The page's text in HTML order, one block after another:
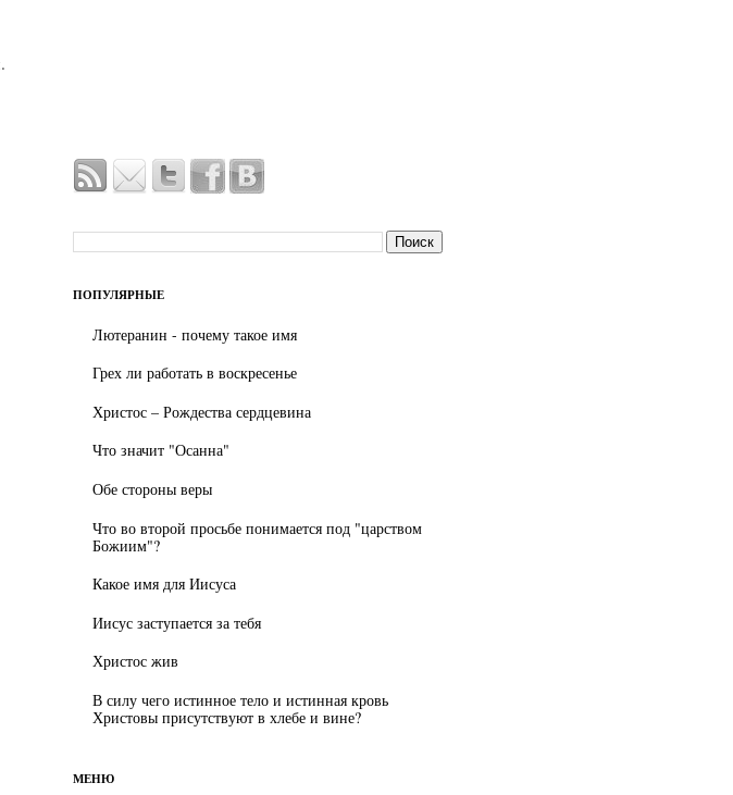
ПОПУЛЯРНЫЕ
Лютеранин - почему такое имя
Грех ли работать в воскресенье
Христос – Рождества сердцевина
Что значит "Осанна"
Обе стороны веры
Что во второй просьбе понимается под "царством
Божиим"?
Какое имя для Иисуса
Иисус заступается за тебя
Христос жив
В силу чего истинное тело и истинная кровь
Христовы присутствуют в хлебе и вине?
МЕНЮ